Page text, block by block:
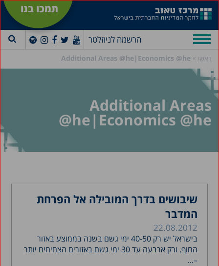
תמכו בנו
הרשמה לניוזלטר
ראשי »
Additional Areas @he|Economics @he
Additional Areas
@he|Economics @he
שיבושים בדרך המובילה אל הפרחת
המדבר
22.08.2012
בישראל יש רק 40-50 ימי גשם בשנה בממוצע באזור
החוף, ורק ארבעה עד 30 ימי גשם באזורים הצחיחים יותר
–...